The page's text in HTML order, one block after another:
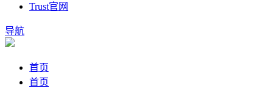
Trust官网
导航
首页
首页